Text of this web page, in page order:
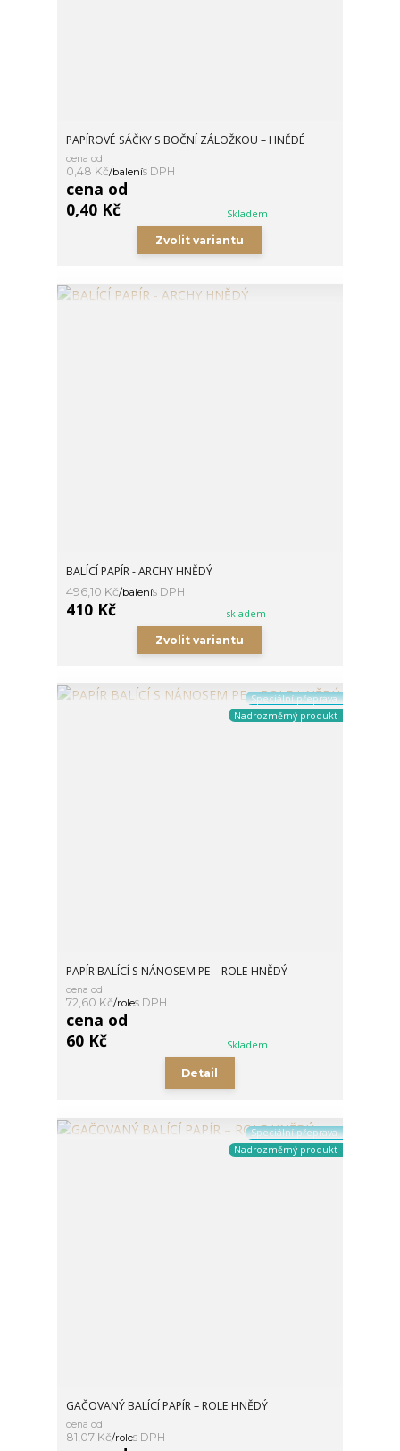
PAPÍROVÉ SÁČKY S BOČNÍ ZÁLOŽKOU – HNĚDÉ
cena od
0,48 Kč/balení
cena od
0,40 Kč
Skladem
Zvolit variantu
BALÍCÍ PAPÍR - ARCHY HNĚDÝ
496,10 Kč/balení
410 Kč skladem
Zvolit variantu
Speciální přeprava
Nadrozměrný produkt
PAPÍR BALÍCÍ S NÁNOSEM PE – ROLE HNĚDÝ
cena od
72,60 Kč/role
cena od
60 Kč
Skladem
Detail
Speciální přeprava
Nadrozměrný produkt
GAČOVANÝ BALÍCÍ PAPÍR – ROLE HNĚDÝ
cena od
81,07 Kč/role